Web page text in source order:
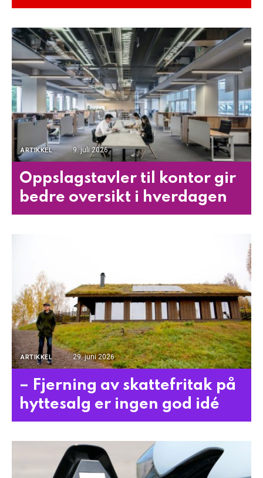
ARTIKKEL 9. juli 2026
Oppslagstavler til kontor gir
bedre oversikt i hverdagen
ARTIKKEL 29. juni 2026
– Fjerning av skattefritak på
hyttesalg er ingen god idé